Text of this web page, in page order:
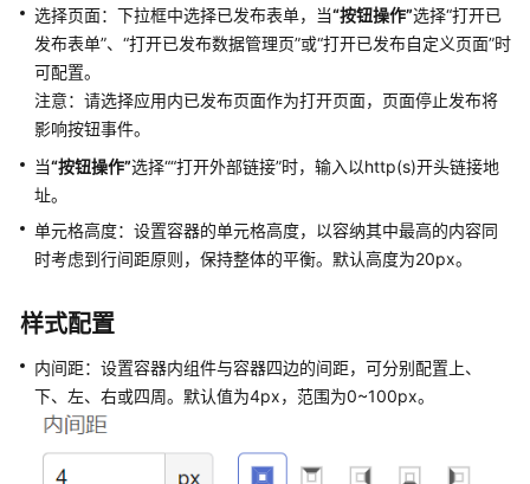
购
买
AstroFlow
实
例
创
业
务
应
用
应
用
选择页面：下拉框中选择已发布表单，当“按钮操作”选择“打开已
发布表单”、“打开已发布数据管理页”或“打开已发布自定义页面”时
可配置。
注意：请选择应用内已发布页面作为打开页面，页面停止发布将
影响按钮事件。
当“按钮操作”选择““打开外部链接”时，输入以http(s)开头链接地
址。
单元格高度：设置容器的单元格高度，以容纳其中最高的内容同
时考虑到行间距原则，保持整体的平衡。默认高度为20px。
样式配置
内间距：设置容器内组件与容器四边的间距，可分别配置上、
下、左、右或四周。默认值为4px，范围为0~100px。